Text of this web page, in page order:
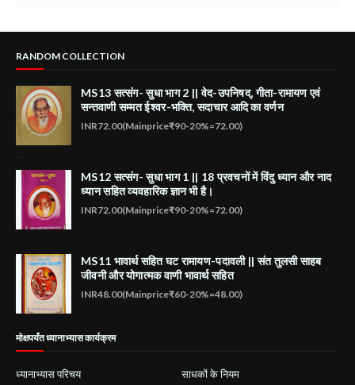
RANDOM COLLECTION
MS13 सत्संग- सुधा भाग 2 || वेद-उपनिषद्, गीता-रामायण एवं
सन्तवाणी सम्मत ईश्वर-भक्ति, सदाचार आदि का वर्णन
INR72.00(Mainprice₹90-20%=72.00)
MS12 सत्संग- सुधा भाग 1 || 18 प्रवचनों में विंदु ध्यान और नाद
ध्यान सहित व्यवहारिक ज्ञान भी है।
INR72.00(Mainprice₹90-20%=72.00)
MS11 भावार्थ सहित घट रामायण-पदावली || संत तुलसी साहब
जीवनी और योगात्मक वाणी भावार्थ सहित
INR48.00(Mainprice₹60-20%=48.00)
मोक्षपर्यंत ध्यानाभ्यास कार्यक्रम
ध्यानाभ्यास परिचय
साधकों के नियम